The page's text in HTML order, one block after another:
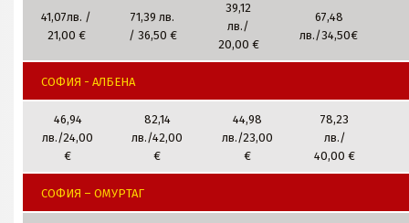
41,07лв. /
21,00 €
71,39 лв.
/ 36,50 €
39,12
лв./
20,00 €
67,48
лв./34,50€
СОФИЯ - АЛБЕНА
46,94
лв./24,00
€
82,14
лв./42,00
€
44,98
лв./23,00
€
78,23
лв./
40,00 €
СОФИЯ – ОМУРТАГ